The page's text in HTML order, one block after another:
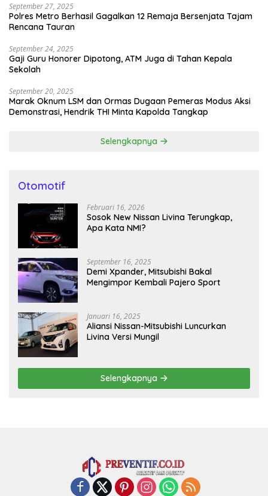
September 27, 2025
Polres Metro Berhasil Gagalkan 12 Remaja Bersenjata Tajam
Rencana Tauran
September 24, 2025
Gaji Guru Honorer Dipotong, ATM Juga di Tahan Kepala
Sekolah
September 20, 2025
Marak Oknum LSM dan Ormas Dugaan Pemeras Modus Aksi
Demonstrasi, Hendrik THI Minta Kapolda Tangkap
Selengkapnya
Otomotif
Februari 16, 2026
Sosok New Nissan Livina Terungkap,
Apa Kata NMI?
September 16, 2025
Demi Xpander, Mitsubishi Bakal
Mengimpor Kembali Pajero Sport
Januari 16, 2025
Aliansi Nissan-Mitsubishi Luncurkan
Livina Versi Mungil
Selengkapnya